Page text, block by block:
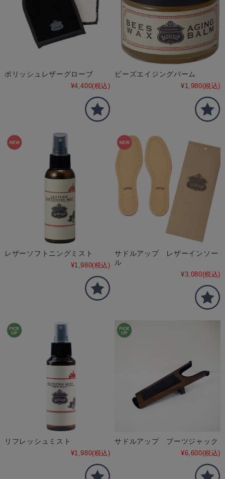
ポリッシュレザーグローブ
¥4,400(税込)
ビーズエイジングバーム
¥1,980(税込)
レザーソフトニングミスト
¥1,980(税込)
サドルアップ レザーインソー
ル
¥3,080(税込)
リフレッシュミスト
¥1,980(税込)
サドルアップ ブーツジャック
¥6,600(税込)